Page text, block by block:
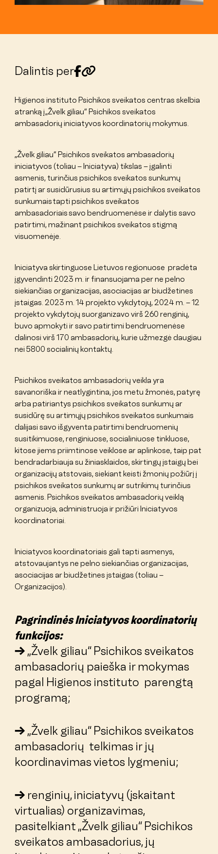
Dalintis per
Higienos instituto Psichikos sveikatos centras skelbia
atranką į „Žvelk giliau“ Psichikos sveikatos
ambasadorių iniciatyvos koordinatorių mokymus.
„Žvelk giliau“ Psichikos sveikatos ambasadorių
iniciatyvos (toliau – Iniciatyva) tikslas – įgalinti
asmenis, turinčius psichikos sveikatos sunkumų
patirtį ar susidūrusius su artimųjų psichikos sveikatos
sunkumais tapti psichikos sveikatos
ambasadoriais savo bendruomenėse ir dalytis savo
patirtimi, mažinant psichikos sveikatos stigmą
visuomenėje.
Iniciatyva skirtinguose Lietuvos regionuose pradėta
įgyvendinti 2023 m. ir finansuojama per ne pelno
siekiančias organizacijas, asociacijas ar biudžetines
įstaigas. 2023 m. 14 projekto vykdytojų, 2024 m. – 12
projekto vykdytojų suorganizavo virš 260 renginių,
buvo apmokyti ir savo patirtimi bendruomenėse
dalinosi virš 170 ambasadorių, kurie užmezgė daugiau
nei 5800 socialinių kontaktų.
Psichikos sveikatos ambasadorių veikla yra
savanoriška ir neatlygintina, jos metu žmonės, patyrę
arba patiriantys psichikos sveikatos sunkumų ar
susidūrę su artimųjų psichikos sveikatos sunkumais
dalijasi savo išgyventa patirtimi bendruomenių
susitikimuose, renginiuose, socialiniuose tinkluose,
kitose jiems priimtinose veiklose ar aplinkose, taip pat
bendradarbiauja su žiniasklaidos, skirtingų įstaigų bei
organizacijų atstovais, siekiant keisti žmonių požiūrį į
psichikos sveikatos sunkumų ar sutrikimų turinčius
asmenis. Psichikos sveikatos ambasadorių veiklą
organizuoja, administruoja ir prižiūri Iniciatyvos
koordinatoriai.
Iniciatyvos koordinatoriais gali tapti asmenys,
atstovaujantys ne pelno siekiančias organizacijas,
asociacijas ar biudžetines įstaigas (toliau –
Organizacijos).
Pagrindinės Iniciatyvos koordinatorių
funkcijos:
„Žvelk giliau“ Psichikos sveikatos
ambasadorių paieška ir mokymas
pagal Higienos instituto parengtą
programą;
„Žvelk giliau“ Psichikos sveikatos
ambasadorių telkimas ir jų
koordinavimas vietos lygmeniu;
renginių, iniciatyvų (įskaitant
virtualias) organizavimas,
pasitelkiant „Žvelk giliau“ Psichikos
sveikatos ambasadorius, jų